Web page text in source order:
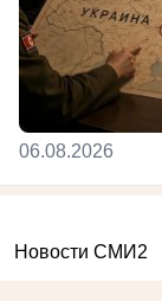
06.08.2026
Новости СМИ2